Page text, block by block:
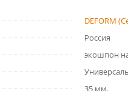
DEFORM
Россия
экошпон
35 мм.